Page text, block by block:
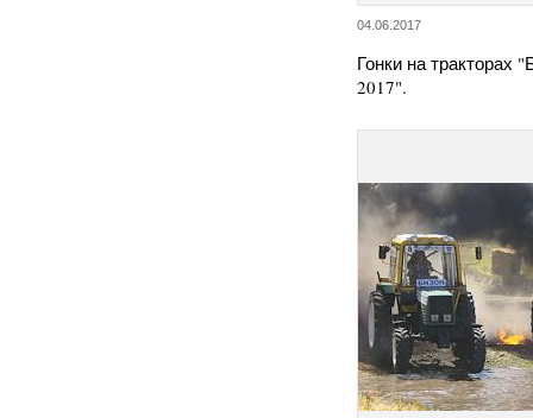
04.06.2017
Гонки на тракторах
2017".